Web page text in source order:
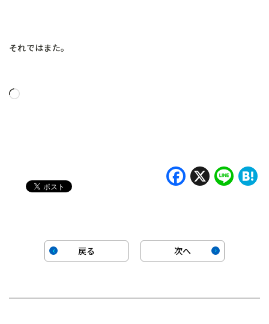
それではまた。
読
X
戻る 次へ